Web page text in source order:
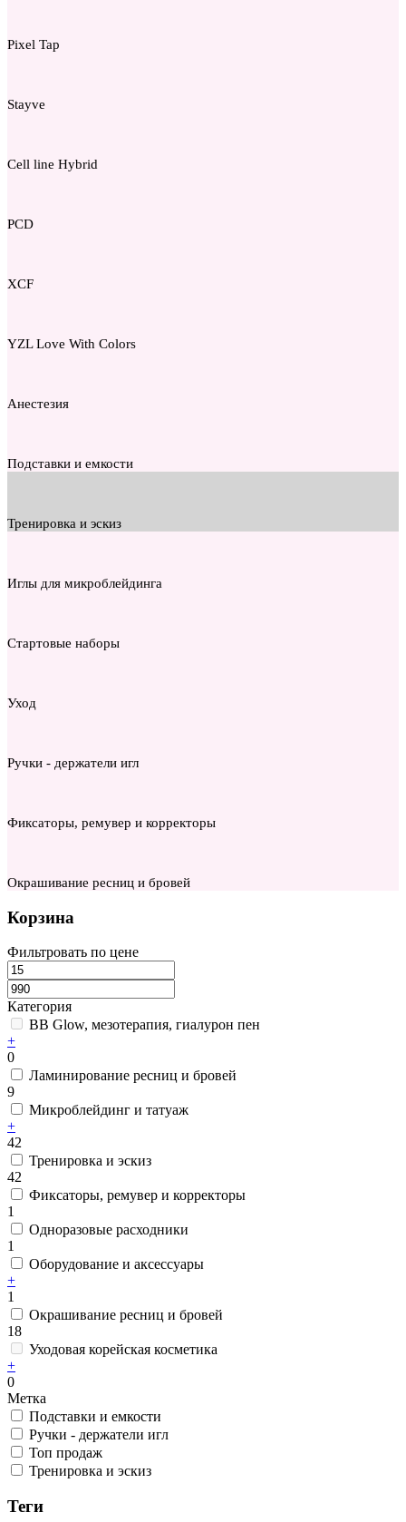
Pixel Tap
Stayve
Cell line Hybrid
PCD
XCF
YZL Love With Colors
Анестезия
Подставки и емкости
Тренировка и эскиз
Иглы для микроблейдинга
Стартовые наборы
Уход
Ручки - держатели игл
Фиксаторы, ремувер и корректоры
Окрашивание ресниц и бровей
Корзина
Фильтровать по цене
Категория
BB Glow, мезотерапия, гиалурон пен
+
0
Ламинирование ресниц и бровей
9
Микроблейдинг и татуаж
+
42
Тренировка и эскиз
42
Фиксаторы, ремувер и корректоры
1
Одноразовые расходники
1
Оборудование и аксессуары
+
1
Окрашивание ресниц и бровей
18
Уходовая корейская косметика
+
0
Метка
Подставки и емкости
Ручки - держатели игл
Топ продаж
Тренировка и эскиз
Теги